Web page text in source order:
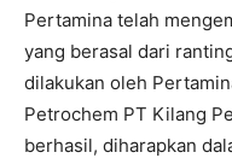
Pertamina telah
yang berasal dari
dilakukan oleh
Petrochem PT Kilang
berhasil, diharapkan